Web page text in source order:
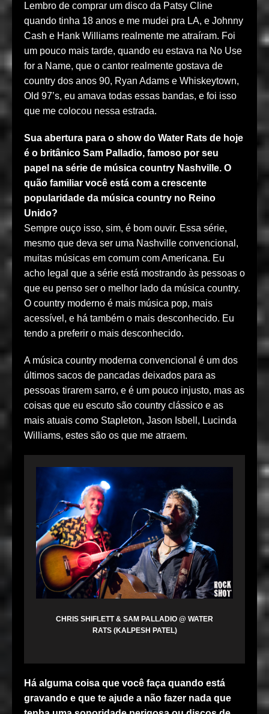
Lembro de comprar um disco da Patsy Cline
quando tinha 18 anos e me mudei pra LA, e Johnny
Cash e Hank Williams realmente me atraíram. Foi
um pouco mais tarde, quando eu estava na No Use
for a Name, que o cantor realmente gostava de
country dos anos 90, Ryan Adams e Whiskeytown,
Old 97’s, eu amava todas essas bandas, e foi isso
que me colocou nessa estrada.
Sua abertura para o show do Water Rats de hoje
é o britânico Sam Palladio, famoso por seu
papel na série de música country Nashville. O
quão familiar você está com a crescente
popularidade da música country no Reino
Unido?
Sempre ouço isso, sim, é bom ouvir. Essa série,
mesmo que deva ser uma Nashville convencional,
muitas músicas em comum com Americana. Eu
acho legal que a série está mostrando às pessoas o
que eu penso ser o melhor lado da música country.
O country moderno é mais música pop, mais
acessível, e há também o mais desconhecido. Eu
tendo a preferir o mais desconhecido.
A música country moderna convencional é um dos
últimos sacos de pancadas deixados para as
pessoas tirarem sarro, e é um pouco injusto, mas as
coisas que eu escuto são country clássico e as
mais atuais como Stapleton, Jason Isbell, Lucinda
Williams, estes são os que me atraem.
CHRIS SHIFLETT & SAM PALLADIO @ WATER
RATS (KALPESH PATEL)
Há alguma coisa que você faça quando está
gravando e que te ajude a não fazer nada que